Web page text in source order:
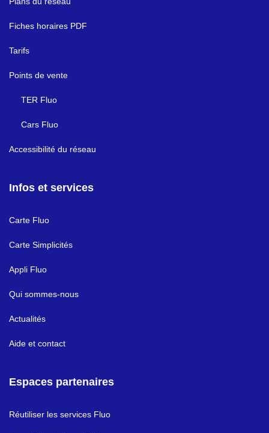
Fiches horaires PDF
Tarifs
Points de vente
TER Fluo
Cars Fluo
Accessibilité du réseau
Infos et services
Carte Fluo
Carte Simplicités
Appli Fluo
Qui sommes-nous
Actualités
Aide et contact
Espaces partenaires
Réutiliser les services Fluo